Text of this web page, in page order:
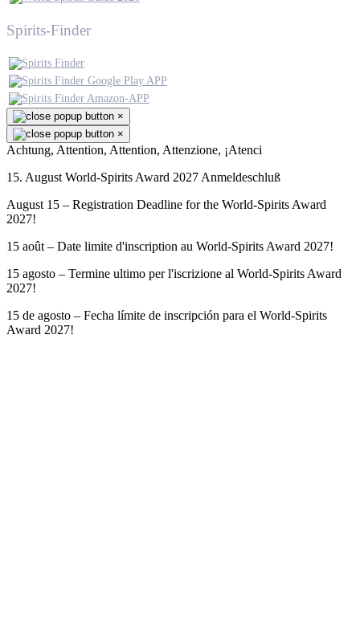
Spirits-Finder
×
×
Achtung, Attention, Attention, Attenzione, ¡Atenci
15. August World-Spirits Award 2027 Anmeldeschluß
August 15 – Registration Deadline for the World-Spirits Award
2027!
15 août – Date limite d'inscription au World-Spirits Award 2027!
15 agosto – Termine ultimo per l'iscrizione al World-Spirits Award
2027!
15 de agosto – Fecha límite de inscripción para el World-Spirits
Award 2027!